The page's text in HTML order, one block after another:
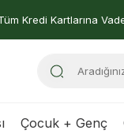
Kredi Kartlarına
Çocuk + Genç